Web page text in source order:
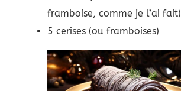
framboise, comme je l’ai fait)
5 cerises (ou framboises)